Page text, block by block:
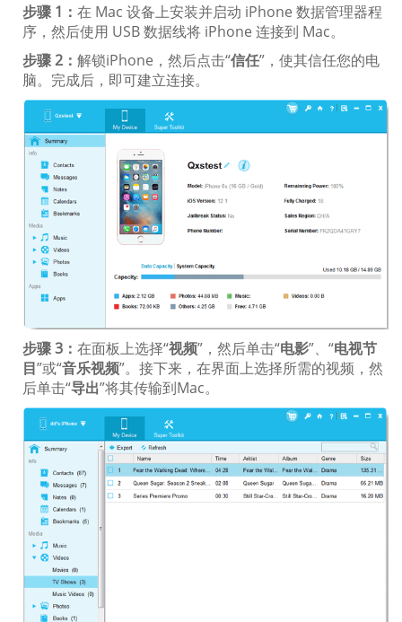
步骤 1： 在 Mac 设备上安装并启动 iPhone 数据管理器程
序，然后使用 USB 数据线将 iPhone 连接到 Mac。
步骤 2： 解锁iPhone，然后点击“信任”，使其信任您的电
脑。完成后，即可建立连接。
步骤 3： 在面板上选择“视频”，然后单击“电影”、“电视节
目”或“音乐视频”。接下来，在界面上选择所需的视频，然
后单击“导出”将其传输到Mac。